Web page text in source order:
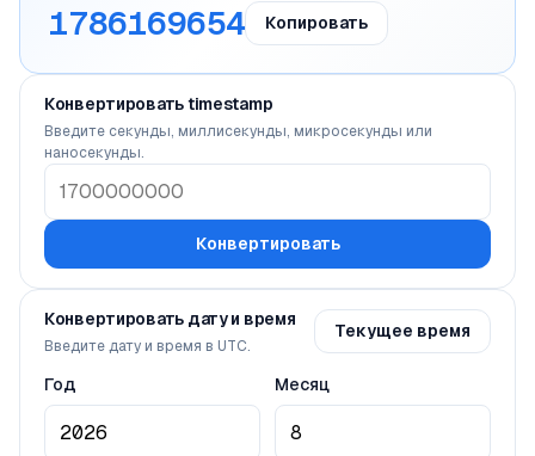
1786169655 Копировать
Конвертировать timestamp
Введите секунды, миллисекунды, микросекунды или
наносекунды.
Конвертировать
Конвертировать дату и время
Введите дату и время в UTC.
Текущее время
Год Месяц